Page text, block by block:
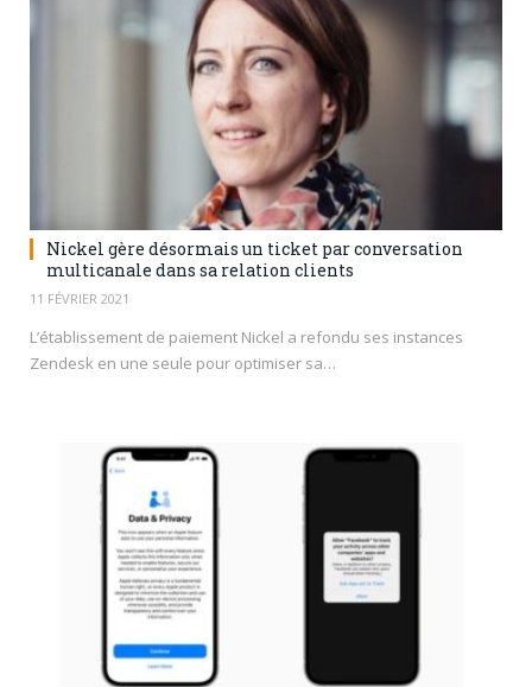
Nickel gère désormais un ticket par conversation
multicanale dans sa relation clients
11 FÉVRIER 2021
L’établissement de paiement Nickel a refondu ses instances
Zendesk en une seule pour optimiser sa…